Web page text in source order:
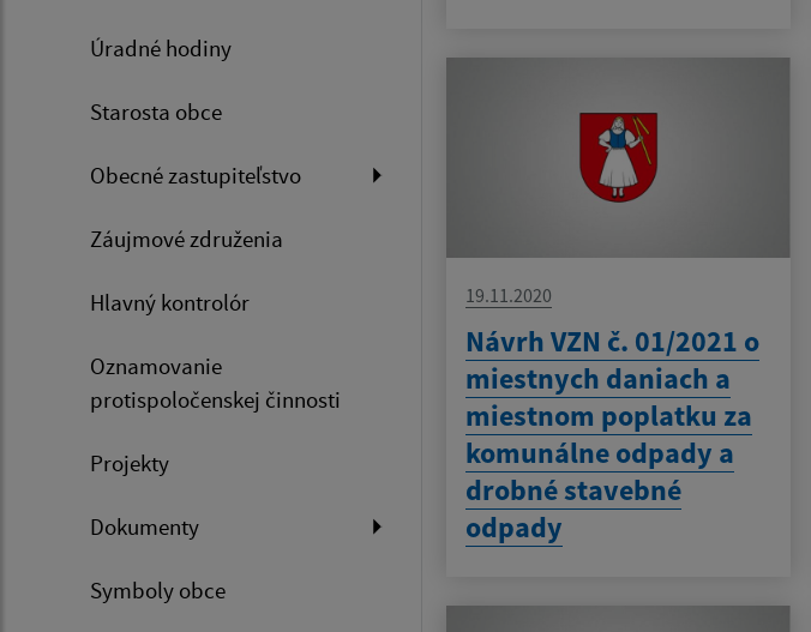
Úradné hodiny
Starosta obce
Obecné zastupiteľstvo
Záujmové združenia
Hlavný kontrolór
Oznamovanie
protispoločenskej činnosti
Projekty
Dokumenty
Symboly obce
19.11.2020
Návrh VZN č. 01/2021 o
miestnych daniach a
miestnom poplatku za
komunálne odpady a
drobné stavebné
odpady